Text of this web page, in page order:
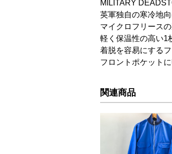
MILITARY
英軍独自の寒冷地
マイクロフリース
軽く保温性の高い1
着脱を容易にする
フロントポケット
関連商品